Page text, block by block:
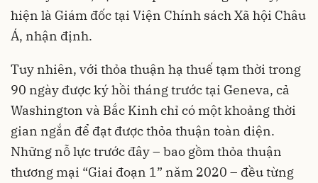
hiện là Giám đốc tại Viện Chính sách Xã hội Châu
Á, nhận định.
Tuy nhiên, với thỏa thuận hạ thuế tạm thời trong
90 ngày được ký hồi tháng trước tại Geneva, cả
Washington và Bắc Kinh chỉ có một khoảng thời
gian ngắn để đạt được thỏa thuận toàn diện.
Những nỗ lực trước đây – bao gồm thỏa thuận
thương mại “Giai đoạn 1” năm 2020 – đều từng